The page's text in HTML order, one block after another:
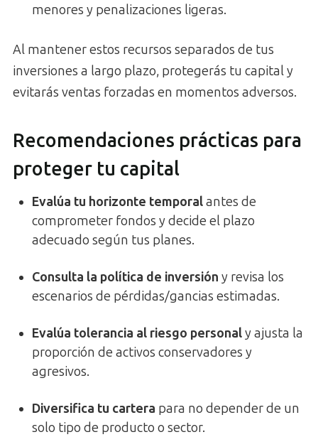
menores y penalizaciones ligeras.
Al mantener estos recursos separados de tus
inversiones a largo plazo, protegerás tu capital y
evitarás ventas forzadas en momentos adversos.
Recomendaciones prácticas para
proteger tu capital
Evalúa tu horizonte temporalantes de
comprometer fondos y decide el plazo
adecuado según tus planes.
Consulta la política de inversión y revisa los
escenarios de pérdidas/gancias estimadas.
Evalúa tolerancia al riesgo personaly ajusta la
proporción de activos conservadores y
agresivos.
Diversifica tu cartera para no depender de un
solo tipo de producto o sector.